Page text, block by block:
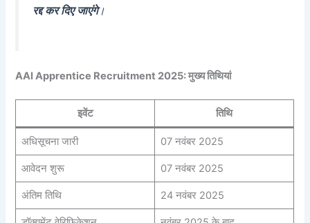
रद्द कर दिए जाएंगे।
AAI Apprentice Recruitment 2025: मुख्य तिथियां
इवेंट तिथि
अधिसूचना जारी 07 नवंबर 2025
आवेदन शुरू 07 नवंबर 2025
अंतिम तिथि 24 नवंबर 2025